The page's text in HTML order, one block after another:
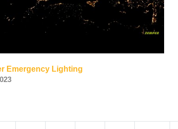
Emergency Lighting